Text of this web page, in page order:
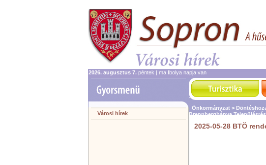
2026. augusztus 7. péntek | ma Ibolya napja van
Városi hírek
Önkormányzat >
Brennbergbánya
2025-05-28 BTÖ